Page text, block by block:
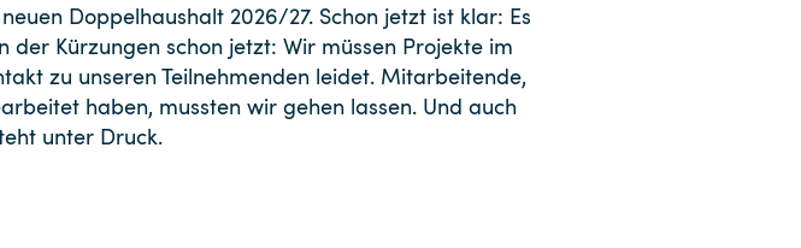
Doppelhaushalt 2026/27. Schon jetzt ist klar: Es
Kürzungen schon jetzt: Wir müssen Projekte im
zu unseren Teilnehmenden leidet. Mitarbeitende,
haben, mussten wir gehen lassen. Und auch
unter Druck.